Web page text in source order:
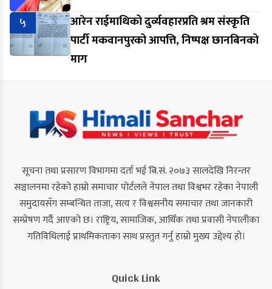
५
आरेन राईमाथिको दुर्व्यवहारप्रति श्रम संस्कृति
पार्टी मकवानपुरको आपत्ति, निष्पक्ष छानबिनको
माग
सूचना तथा प्रसारण विभागमा दर्ता भई बि.सं. २०७३ सालदेखि निरन्तर
सञ्चालनमा रहेको हाम्रो समाचार पोर्टलले नेपाल तथा विश्वभर रहेका नेपाली
समुदायसँग सम्बन्धित ताजा, सत्य र विश्वसनीय समाचार तथा जानकारी
सम्प्रेषण गर्दै आएको छ। राष्ट्रिय, सामाजिक, आर्थिक तथा प्रवासी नेपालीका
गतिविधिलाई प्राथमिकताका साथ प्रस्तुत गर्नु हाम्रो मुख्य उद्देश्य हो।
Quick Link